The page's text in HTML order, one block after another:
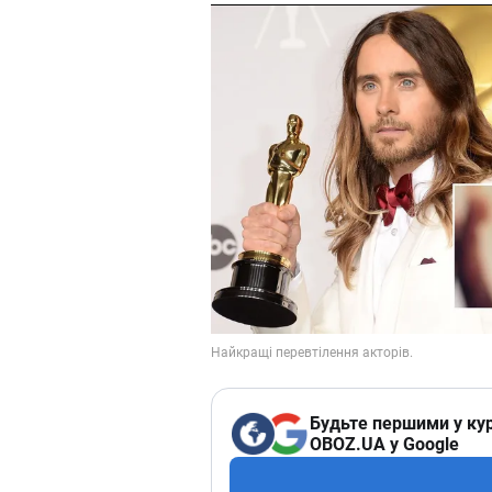
Будьте першими у
OBOZ.UA у Google